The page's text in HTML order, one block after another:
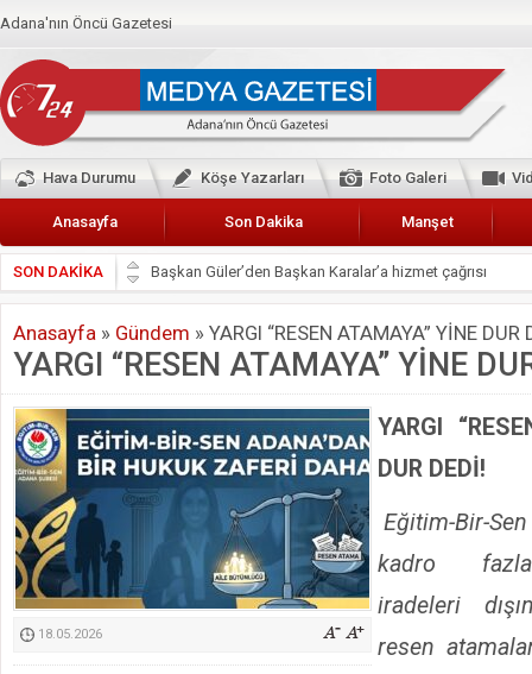
Adana'nın Öncü Gazetesi
Hava Durumu Köşe Yazarları Foto Galeri
Anasayfa Son Dakika Manşet
SON DAKİKA
Başkan Güler’den Başkan Karalar’a hizmet çağrısı
Lokantacılar ve Kebapçılar Esnaf Odası Başkanı Şefik
Hak-İş Abdurrahman Yücel
HDP İL BİNASININ ÖNÜNDE ANNELER TARİH
CEYHAN TİCARET ODASI
Hainler emellerine asla erişemeyecekler
BÖLGEMİZ ÇUKUROVA’DA 2019 YILI PAMUK
İyi Parti Yüreğir İlçe Başkanı Enis Akyürek
Kimyasallardan Koruma Derneği Başkanı Cennet Çelik
Anasayfa » Gündem » YARGI “RESEN ATAMAYA” YİNE DUR
YARGI “RESEN ATAMAYA” YİNE
18.05.2026
YARGI
DUR DEDİ!
Eğitim-Bir-
kadro
iradeleri
resen